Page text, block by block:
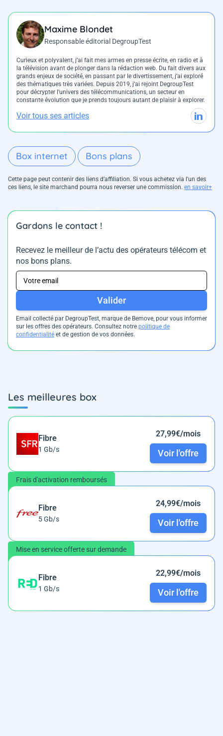
Maxime Blondet
Responsable éditorial DegroupTest
Curieux et polyvalent, j’ai fait mes armes en presse écrite, en radio et à
la télévision avant de plonger dans la rédaction web. Du fait divers aux
grands enjeux de société, en passant par le divertissement, j’ai exploré
des thématiques très variées. Depuis 2019, j’ai rejoint DegroupTest
pour décrypter l’univers des télécommunications, un secteur en
constante évolution que je prends toujours autant de plaisir à explorer.
Voir tous ses articles
Box internet Bons plans
Cette page peut contenir des liens d’affiliation. Si vous achetez via l'un des
ces liens, le site marchand pourra nous reverser une commission. en savoir+
Gardons le contact !
Recevez le meilleur de l’actu des opérateurs télécom et
nos bons plans.
Valider
Email collecté par DegroupTest, marque de Bemove, pour vous informer
sur les offres des opérateurs. Consultez notre politique de
confidentialité et de gestion de vos données.
Les meilleures box
Fibre
1 Gb/s
27,99€/mois
Voir l'offre
Frais d'activation remboursés
Fibre
5 Gb/s
24,99€/mois
Voir l'offre
Mise en service offerte sur demande
Fibre
1 Gb/s
22,99€/mois
Voir l'offre